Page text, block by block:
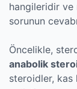
hangileridir ve
sorunun
Öncelikle,
anabolik
steroidler, kas